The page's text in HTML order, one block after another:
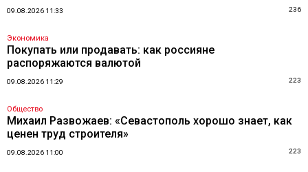
09.08.2026 11:33 236
Экономика
Покупать или продавать: как россияне
распоряжаются валютой
09.08.2026 11:29 223
Общество
Михаил Развожаев: «Севастополь хорошо знает, как
ценен труд строителя»
09.08.2026 11:00 223